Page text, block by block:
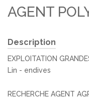
AGENT
Description
EXPLOITATION
Lin - endives
RECHERCHE AGENT